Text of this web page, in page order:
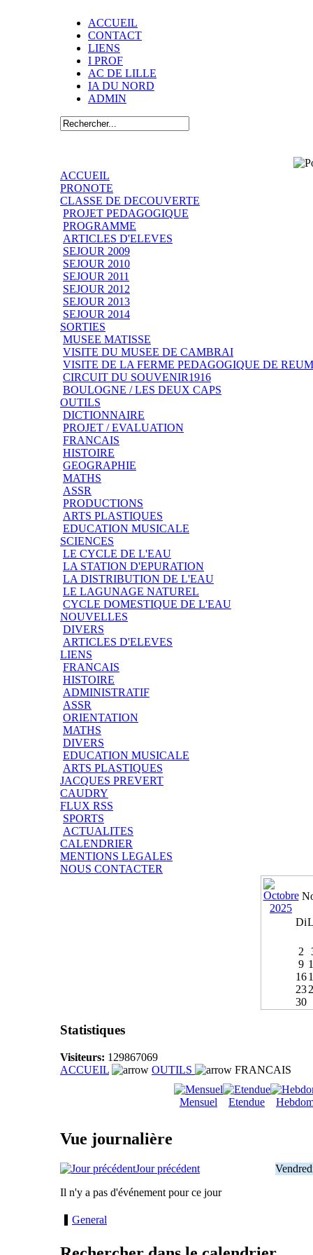
ACCUEIL
CONTACT
LIENS
I PROF
AC DE LILLE
IA DU NORD
ADMIN
ACCUEIL
PRONOTE
CLASSE DE DECOUVERTE
PROJET PEDAGOGIQUE
PROGRAMME
ARTICLES D'ELEVES
SEJOUR 2009
SEJOUR 2010
SEJOUR 2011
SEJOUR 2012
SEJOUR 2013
SEJOUR 2014
SORTIES
MUSEE MATISSE
VISITE DU MUSEE DE CAMBRAI
VISITE DE LA FERME PEDAGOGIQUE DE
CIRCUIT DU SOUVENIR1916
BOULOGNE / LES DEUX CAPS
OUTILS
DICTIONNAIRE
PROJET / EVALUATION
FRANCAIS
HISTOIRE
GEOGRAPHIE
MATHS
ASSR
PRODUCTIONS
ARTS PLASTIQUES
EDUCATION MUSICALE
SCIENCES
LE CYCLE DE L'EAU
LA STATION D'EPURATION
LA DISTRIBUTION DE L'EAU
LE LAGUNAGE NATUREL
CYCLE DOMESTIQUE DE L'EAU
NOUVELLES
DIVERS
ARTICLES D'ELEVES
LIENS
FRANCAIS
HISTOIRE
ADMINISTRATIF
ASSR
ORIENTATION
MATHS
DIVERS
EDUCATION MUSICALE
ARTS PLASTIQUES
JACQUES PREVERT
CAUDRY
FLUX RSS
SPORTS
ACTUALITES
CALENDRIER
MENTIONS LEGALES
NOUS CONTACTER
Di
2
9
16
23
30
Statistiques
Visiteurs: 129867069
ACCUEIL
OUTILS FRANCAIS
Mensuel Etendue
Vue journalière
Jour précédent
Il n'y a pas d'événement pour ce jour
General